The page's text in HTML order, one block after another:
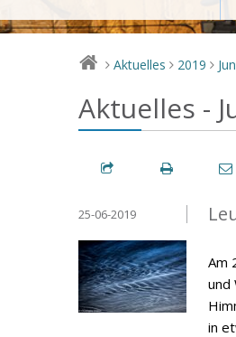
> Aktuelles > 2019 >
Aktuelles -
25-06-2019
Am
und
in